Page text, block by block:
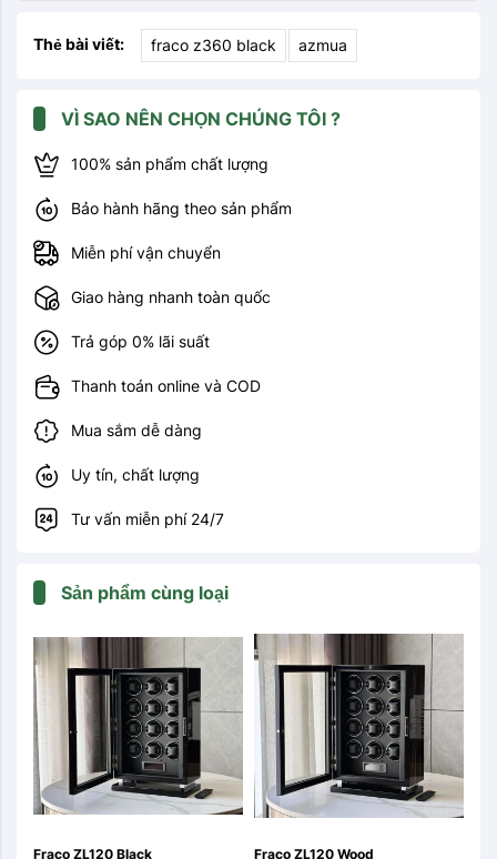
Thẻ bài viết: fraco z360 black azmua
VÌ SAO NÊN CHỌN CHÚNG TÔI ?
100% sản phẩm chất lượng
Bảo hành hãng theo sản phẩm
Miễn phí vận chuyển
Giao hàng nhanh toàn quốc
Trả góp 0% lãi suất
Thanh toán online và COD
Mua sắm dễ dàng
Uy tín, chất lượng
Tư vấn miễn phí 24/7
Sản phẩm cùng loại
Fraco ZL120 Black Fraco ZL120 Wood